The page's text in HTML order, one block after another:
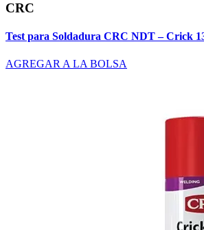
CRC
Test para Soldadura CRC NDT – Crick
AGREGAR A LA BOLSA